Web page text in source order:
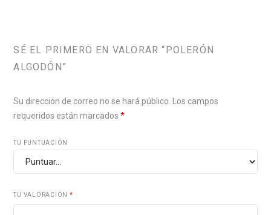
SÉ EL PRIMERO EN VALORAR “POLERÓN
ALGODÓN”
Su dirección de correo no se hará público.
Los campos
requeridos están marcados*
TU PUNTUACIÓN
TU VALORACIÓN *